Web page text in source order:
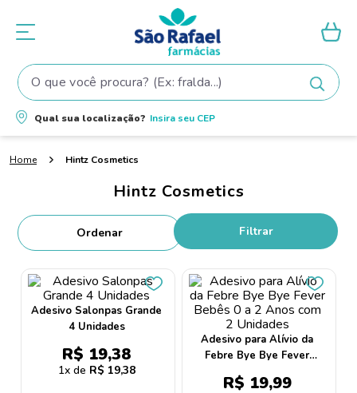
O que você procura? (Ex: fralda...)
Qual sua localização? Insira seu CEP
Hintz Cosmetics
Hintz Cosmetics
Filtrar
Adesivo Salonpas Grande
4 Unidades
R$ 19,38
1 R$ 19,38
Adesivo para Alívio da
Febre Bye Bye Fever
Bebês 0 a 2 Anos com 2
Unidades
R$ 19,99
Termos mais buscados
1º fralda
2 shampoo
teste gravidez
5º tintura cabelo
6 elseve
7º dove
proge
lenço umedecido